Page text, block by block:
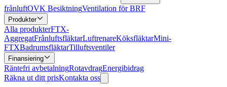
frånluftOVK BesiktningVentilation för BRF
Produkter
Alla produkterFTX-
AggregatFrånluftsfläktarLuftrenareKöksfläktarMini-
FTXBadrumsfläktarTilluftsventiler
Finansiering
Räntefri avbetalningRotavdragEnergibidrag
Räkna ut ditt prisKontakta oss